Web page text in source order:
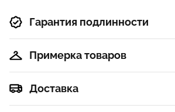
Гарантия подлинности
Примерка товаров
Доставка